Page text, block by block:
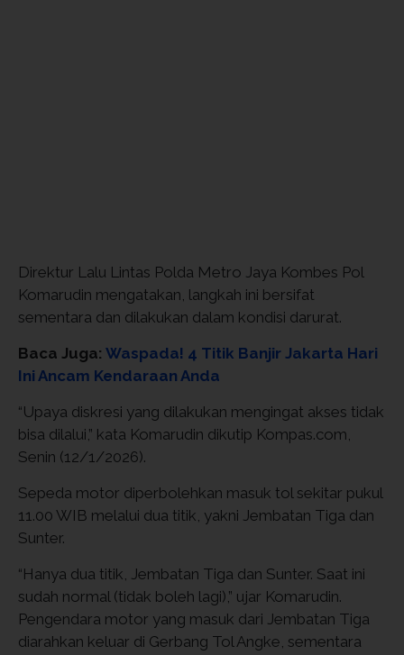
Direktur Lalu Lintas Polda Metro Jaya Kombes Pol
Komarudin mengatakan, langkah ini bersifat
sementara dan dilakukan dalam kondisi darurat.
Baca Juga: Waspada! 4 Titik Banjir Jakarta Hari
Ini Ancam Kendaraan Anda
“Upaya diskresi yang dilakukan mengingat akses tidak
bisa dilalui,” kata Komarudin dikutip Kompas.com,
Senin (12/1/2026).
Sepeda motor diperbolehkan masuk tol sekitar pukul
11.00 WIB melalui dua titik, yakni Jembatan Tiga dan
Sunter.
“Hanya dua titik, Jembatan Tiga dan Sunter. Saat ini
sudah normal (tidak boleh lagi),” ujar Komarudin.
Pengendara motor yang masuk dari Jembatan Tiga
diarahkan keluar di Gerbang Tol Angke, sementara